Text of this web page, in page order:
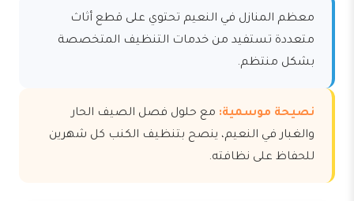
معظم المنازل في النعيم تحتوي على قطع أثاث
متعددة تستفيد من خدمات التنظيف المتخصصة
بشكل منتظم.
نصيحة موسمية: مع حلول فصل الصيف الحار
والغبار في النعيم، ينصح بتنظيف الكنب كل شهرين
للحفاظ على نظافته.